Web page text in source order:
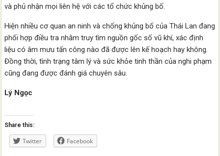
và phủ nhận mọi liên hệ với các tổ chức khủng bố.
Hiện nhiều cơ quan an ninh và chống khủng bố của Thái Lan đang
phối hợp điều tra nhằm truy tìm nguồn gốc số vũ khí, xác định
liệu có âm mưu tấn công nào đã được lên kế hoạch hay không.
Đồng thời, tình trạng tâm lý và sức khỏe tinh thần của nghi phạm
cũng đang được đánh giá chuyên sâu.
Lý Ngọc
Share this:
Twitter Facebook